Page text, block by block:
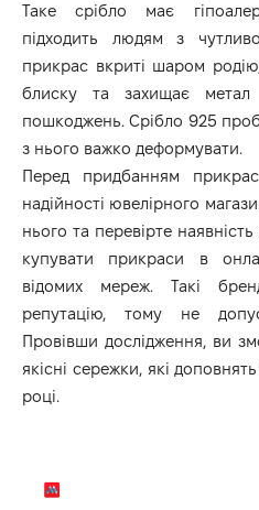
Таке срібло має
підходить людям з
прикрас вкриті шаром
блиску та захищає
пошкоджень. Срібло 925
з нього важко деформувати.
Перед придбанням
надійності ювелірного
нього та перевірте
купувати прикраси в
відомих мереж. Такі
репутацію, тому не
Провівши дослідження, ви
якісні сережки, які
році.